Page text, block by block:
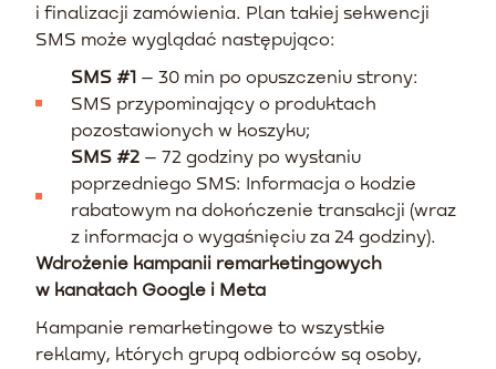
i finalizacji zamówienia. Plan takiej sekwencji
SMS może wyglądać następująco:
SMS #1 – 30 min po opuszczeniu strony:
SMS przypominający o produktach
pozostawionych w koszyku;
SMS #2 – 72 godziny po wysłaniu
poprzedniego SMS: Informacja o kodzie
rabatowym na dokończenie transakcji (wraz
z informacja o wygaśnięciu za 24 godziny).
Wdrożenie kampanii remarketingowych
w kanałach Google i Meta
Kampanie remarketingowe to wszystkie
reklamy, których grupą odbiorców są osoby,